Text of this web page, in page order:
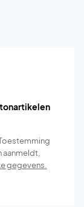
aanmeldt,
gegevens.